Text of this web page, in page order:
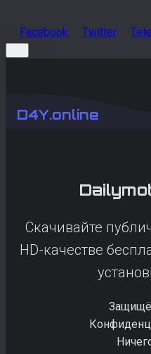
Facebook Twitter
D4Y.online
Скачивайте
HD-качестве